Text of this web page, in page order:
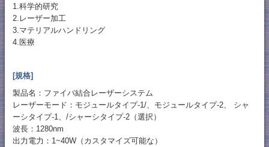
1.科学的研究
2.レーザー加工
3.マテリアルハンドリング
4.医療
[規格]
製品名：ファイバ結合レーザーシステム
レーザーモード：モジュールタイプ-1/、モジュールタイプ-2、 シャ
ーシタイプ-1、/シャーシタイプ-2（選択）
波長：1280nm
出力電力：1~40W（カスタマイズ可能な）